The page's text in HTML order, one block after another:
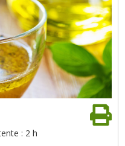
: 2 h